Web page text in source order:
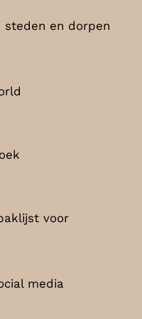
steden en dorpen
voor
media